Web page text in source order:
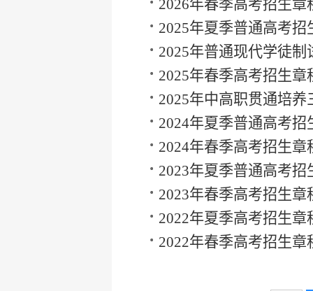
生章程
2026年春季高考招生章
2025年夏季普通高考招
2025年普通现代学徒制
生章程
2025年春季高考招生章
2025年中高职贯通培养
段试点转段招生章程
2024年夏季普通高考招
2024年春季高考招生章
2023年夏季普通高考招
2023年春季高考招生章
2022年夏季高考招生章
2022年春季高考招生章